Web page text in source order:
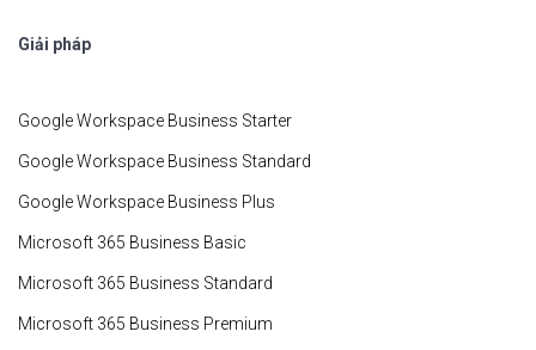
Giải pháp
Google Workspace Business Starter
Google Workspace Business Standard
Google Workspace Business Plus
Microsoft 365 Business Basic
Microsoft 365 Business Standard
Microsoft 365 Business Premium